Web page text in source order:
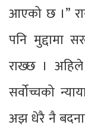
आएको छ ।”
पनि मुद्दामा
राख्छ । अहिले
सर्वोच्चको
अझ धेरै नै